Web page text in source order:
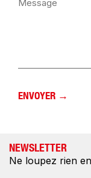
NEWSLETTER
Ne loupez rien